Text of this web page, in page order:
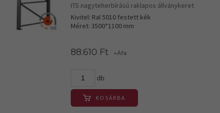
ITS nagyteherbírású raklapos állványkeret
Kivitel: Ral 5010 festett kék
Méret: 3500*1100 mm
88.610 Ft +Áfa
db
KOSÁRBA